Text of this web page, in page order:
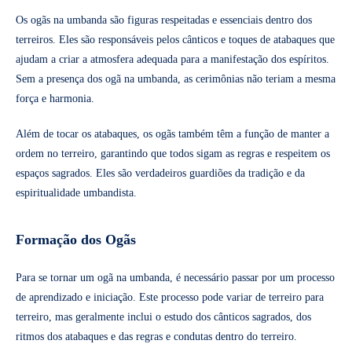
Os ogãs na umbanda são figuras respeitadas e essenciais dentro dos
terreiros. Eles são responsáveis pelos cânticos e toques de atabaques que
ajudam a criar a atmosfera adequada para a manifestação dos espíritos.
Sem a presença dos ogã na umbanda, as cerimônias não teriam a mesma
força e harmonia.
Além de tocar os atabaques, os ogãs também têm a função de manter a
ordem no terreiro, garantindo que todos sigam as regras e respeitem os
espaços sagrados. Eles são verdadeiros guardiões da tradição e da
espiritualidade umbandista.
Formação dos Ogãs
Para se tornar um ogã na umbanda, é necessário passar por um processo
de aprendizado e iniciação. Este processo pode variar de terreiro para
terreiro, mas geralmente inclui o estudo dos cânticos sagrados, dos
ritmos dos atabaques e das regras e condutas dentro do terreiro.